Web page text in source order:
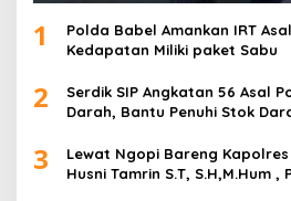
1
Polda Babel Amankan IRT
Kedapatan Miliki paket Sabu
2
Serdik SIP Angkatan 56 Asal
Darah, Bantu Penuhi Stok
3
Lewat Ngopi Bareng Kapolres
Husni Tamrin S.T, S.H,M.Hum